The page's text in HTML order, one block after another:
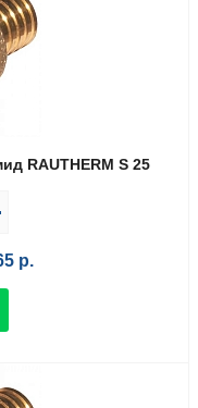
RAUTHERM S 25
р.